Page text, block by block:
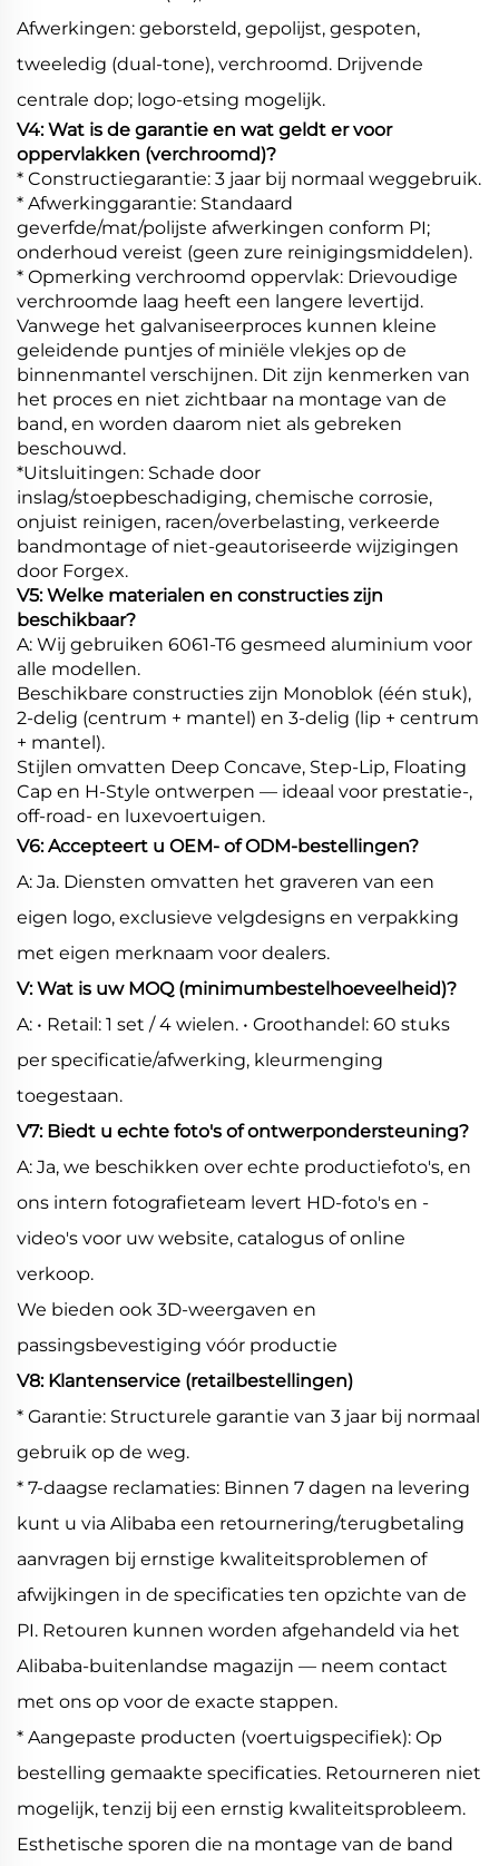
Afwerkingen: geborsteld, gepolijst, gespoten,
tweeledig (dual-tone), verchroomd. Drijvende
centrale dop; logo-etsing mogelijk.
V4: Wat is de garantie en wat geldt er voor
oppervlakken (verchroomd)?
* Constructiegarantie: 3 jaar bij normaal weggebruik.
* Afwerkinggarantie: Standaard
geverfde/mat/polijste afwerkingen conform PI;
onderhoud vereist (geen zure reinigingsmiddelen).
* Opmerking verchroomd oppervlak: Drievoudige
verchroomde laag heeft een langere levertijd.
Vanwege het galvaniseerproces kunnen kleine
geleidende puntjes of miniële vlekjes op de
binnenmantel verschijnen. Dit zijn kenmerken van
het proces en niet zichtbaar na montage van de
band, en worden daarom niet als gebreken
beschouwd.
*Uitsluitingen: Schade door
inslag/stoepbeschadiging, chemische corrosie,
onjuist reinigen, racen/overbelasting, verkeerde
bandmontage of niet-geautoriseerde wijzigingen
door Forgex.
V5: Welke materialen en constructies zijn
beschikbaar?
A: Wij gebruiken 6061-T6 gesmeed aluminium voor
alle modellen.
Beschikbare constructies zijn Monoblok (één stuk),
2-delig (centrum + mantel) en 3-delig (lip + centrum
+ mantel).
Stijlen omvatten Deep Concave, Step-Lip, Floating
Cap en H-Style ontwerpen — ideaal voor prestatie-,
off-road- en luxevoertuigen.
V6: Accepteert u OEM- of ODM-bestellingen?
A: Ja. Diensten omvatten het graveren van een
eigen logo, exclusieve velgdesigns en verpakking
met eigen merknaam voor dealers.
V: Wat is uw MOQ (minimumbestelhoeveelheid)?
A: • Retail: 1 set / 4 wielen. • Groothandel: 60 stuks
per specificatie/afwerking, kleurmenging
toegestaan.
V7: Biedt u echte foto's of ontwerpondersteuning?
A: Ja, we beschikken over echte productiefoto's, en
ons intern fotografieteam levert HD-foto's en -
video's voor uw website, catalogus of online
verkoop.
We bieden ook 3D-weergaven en
passingsbevestiging vóór productie
V8: Klantenservice (retailbestellingen)
* Garantie: Structurele garantie van 3 jaar bij normaal
gebruik op de weg.
* 7-daagse reclamaties: Binnen 7 dagen na levering
kunt u via Alibaba een retournering/terugbetaling
aanvragen bij ernstige kwaliteitsproblemen of
afwijkingen in de specificaties ten opzichte van de
PI. Retouren kunnen worden afgehandeld via het
Alibaba-buitenlandse magazijn — neem contact
met ons op voor de exacte stappen.
* Aangepaste producten (voertuigspecifiek): Op
bestelling gemaakte specificaties. Retourneren niet
mogelijk, tenzij bij een ernstig kwaliteitsprobleem.
Esthetische sporen die na montage van de band